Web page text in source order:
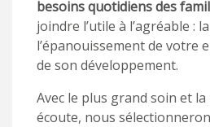
besoins quotidiens des
joindre l’utile à l’agréable :
l’épanouissement de votre
de son développement.
Avec le plus grand soin et
écoute, nous